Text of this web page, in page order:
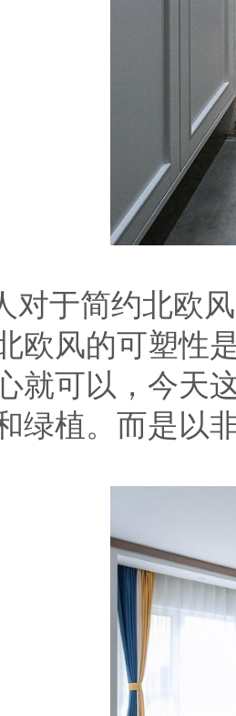
对于简约北欧
欧风的可塑性
就可以，今天
绿植。而是以